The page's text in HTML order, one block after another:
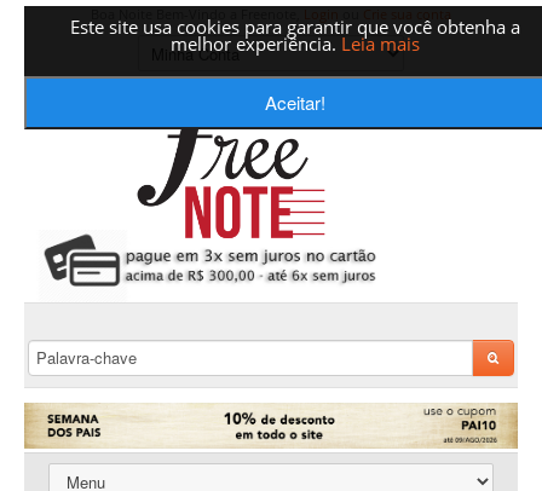
Este site usa cookies para garantir que você obtenha a
melhor experiência. Leia mais
Aceitar!